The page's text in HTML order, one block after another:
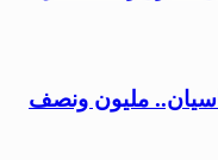
مليون ونصف